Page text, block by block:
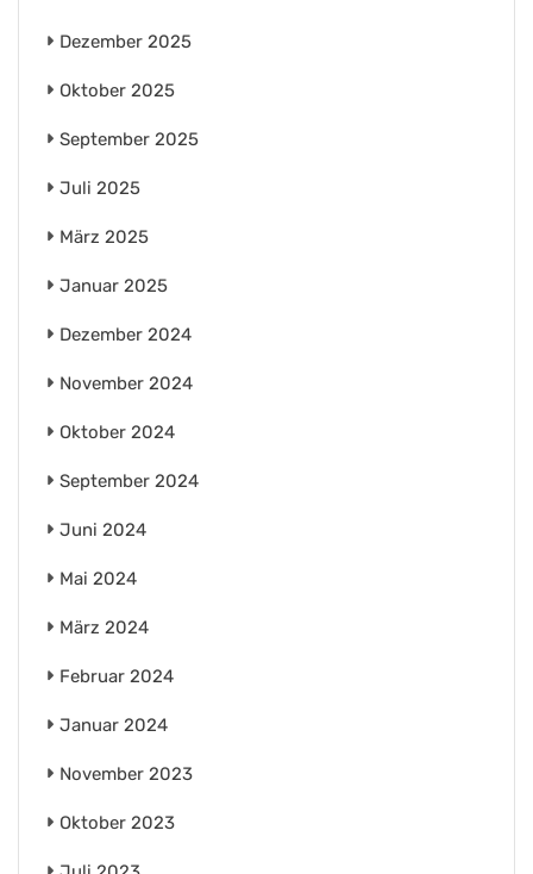
Dezember 2025
Oktober 2025
September 2025
Juli 2025
März 2025
Januar 2025
Dezember 2024
November 2024
Oktober 2024
September 2024
Juni 2024
Mai 2024
März 2024
Februar 2024
Januar 2024
November 2023
Oktober 2023